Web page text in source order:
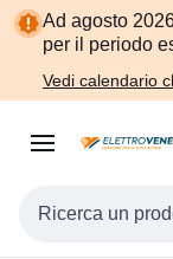
Vai alla
navigazione
Vai
alla
Ad agosto
per il periodo
Vedi calendario
Cerca input